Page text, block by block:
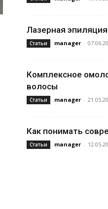
Лазерная эпиляция
Статьи manager -
Комплексное
волосы
Статьи manager -
Как понимать
Статьи manager -